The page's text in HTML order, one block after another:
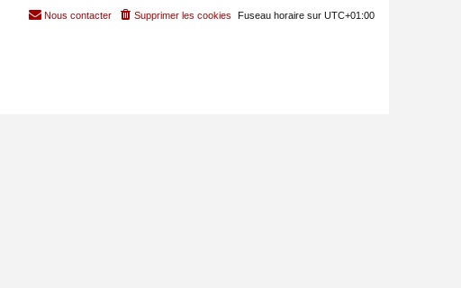
Fuseau horaire sur UTC+01:00
Supprimer les cookies
Nous contacter